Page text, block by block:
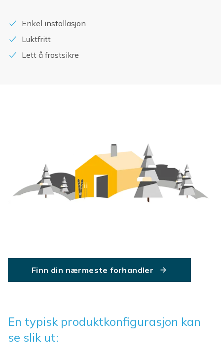
Enkel installasjon
Luktfritt
Lett å frostsikre
Finn din nærmeste forhandler
En typisk produktkonfigurasjon kan
se slik ut: